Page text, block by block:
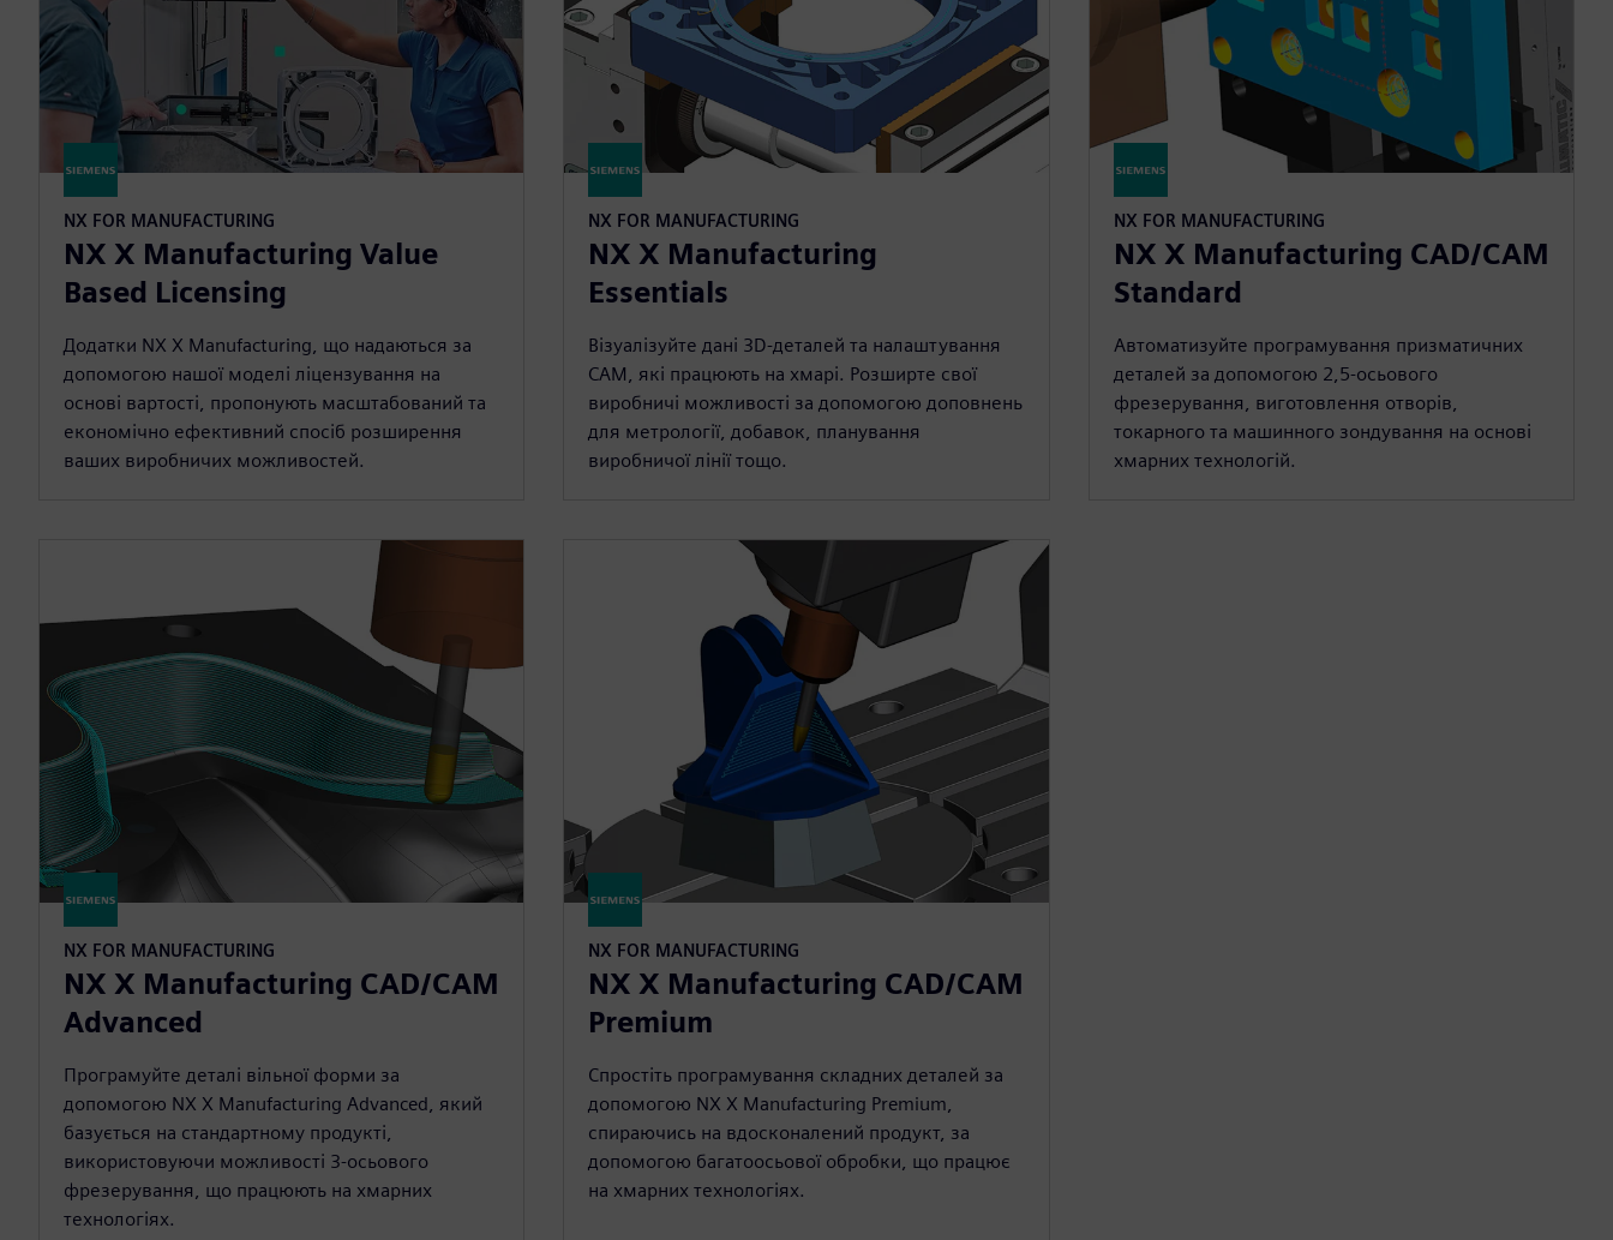
NX FOR MANUFACTURING
NX X Manufacturing Value
Based Licensing
Додатки NX X Manufacturing, що надаються за
допомогою нашої моделі ліцензування на
основі вартості, пропонують масштабований та
економічно ефективний спосіб розширення
ваших виробничих можливостей.
NX FOR MANUFACTURING
NX X Manufacturing
Essentials
Візуалізуйте дані 3D-деталей та налаштування
CAM, які працюють на хмарі. Розширте свої
виробничі можливості за допомогою доповнень
для метрології, добавок, планування
виробничої лінії тощо.
NX FOR MANUFACTURING
NX X Manufacturing CAD/CAM
Standard
Автоматизуйте програмування призматичних
деталей за допомогою 2,5-осьового
фрезерування, виготовлення отворів,
токарного та машинного зондування на основі
хмарних технологій.
NX FOR MANUFACTURING
NX X Manufacturing CAD/CAM
Advanced
Програмуйте деталі вільної форми за
допомогою NX X Manufacturing Advanced, який
базується на стандартному продукті,
використовуючи можливості 3-осьового
фрезерування, що працюють на хмарних
технологіях.
NX FOR MANUFACTURING
NX X Manufacturing CAD/CAM
Premium
Спростіть програмування складних деталей за
допомогою NX X Manufacturing Premium,
спираючись на вдосконалений продукт, за
допомогою багатоосьової обробки, що працює
на хмарних технологіях.